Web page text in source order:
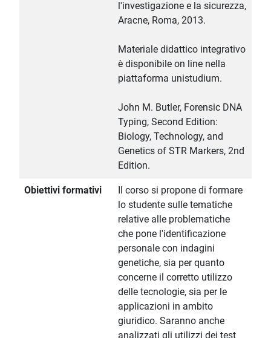
l'investigazione e la sicurezza,
Aracne, Roma, 2013.
Materiale didattico integrativo
è disponibile on line nella
piattaforma unistudium.
John M. Butler, Forensic DNA
Typing, Second Edition:
Biology, Technology, and
Genetics of STR Markers, 2nd
Edition.
Obiettivi formativi
Il corso si propone di formare
lo studente sulle tematiche
relative alle problematiche
che pone l'identificazione
personale con indagini
genetiche, sia per quanto
concerne il corretto utilizzo
delle tecnologie, sia per le
applicazioni in ambito
giuridico. Saranno anche
analizzati gli utilizzi dei test